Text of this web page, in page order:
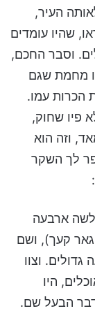
העיר,
שהיו עומדים
וסבר החכם,
מחמת שגם
הכרות עמו.
פיו שחוק,
וזה הוא
לך השקר
ארבעה
גאר קעך), ושם
וצוו
היו
הבעל שם.